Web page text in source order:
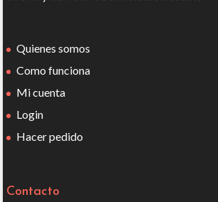
Quienes somos
Como funciona
Mi cuenta
Login
Hacer pedido
Contacto